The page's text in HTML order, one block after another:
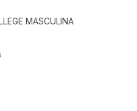
MASCULINA